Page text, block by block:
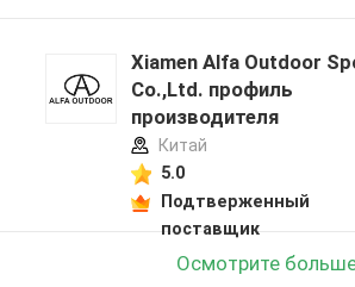
Xiamen Alfa Outdoor
Co.,Ltd. профиль
производителя
Китай
5.0
Подтверженный
поставщик
Осмотрите